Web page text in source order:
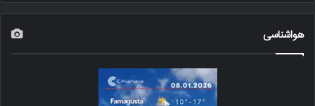
هواشناسی